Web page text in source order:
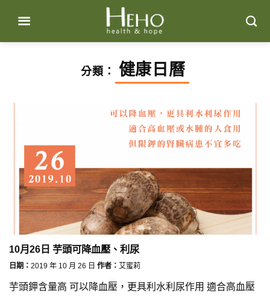
content
分類： 健康日曆
10月26日 芋頭可降血壓、利尿
日期： 2019 年 10 月 26 日 作者： 艾蜜莉
芋頭鉀含量高 可以降血壓，更具利水利尿作用 適合高血壓